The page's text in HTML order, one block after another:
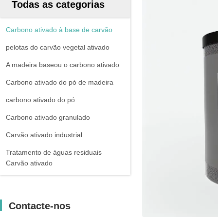
Todas as categorias
Carbono ativado à base de carvão
pelotas do carvão vegetal ativado
A madeira baseou o carbono ativado
Carbono ativado do pó de madeira
carbono ativado do pó
Carbono ativado granulado
Carvão ativado industrial
Tratamento de águas residuais
Carvão ativado
Contacte-nos